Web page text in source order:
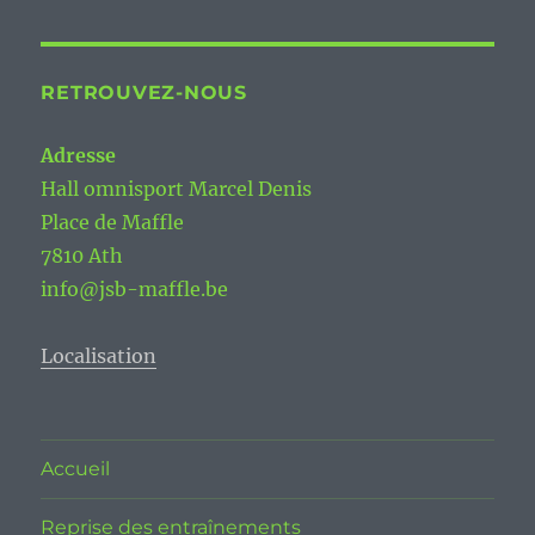
RETROUVEZ-NOUS
Adresse
Hall omnisport Marcel Denis
Place de Maffle
7810 Ath
info@jsb-maffle.be
Localisation
Accueil
Reprise des entraînements